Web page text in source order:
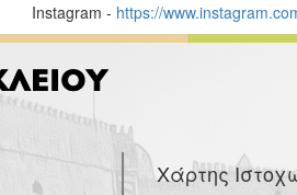
Instagram - https://
Χάρτης